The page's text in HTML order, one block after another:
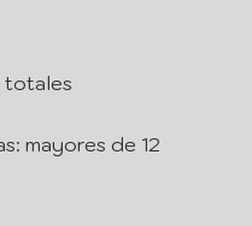
totales
mayores de 12